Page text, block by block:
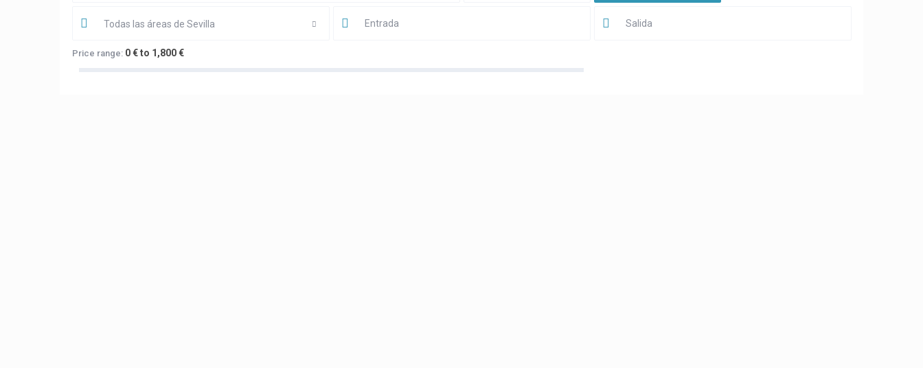
Todas las áreas de Sevilla
Price range: 0 € to 1,800 €